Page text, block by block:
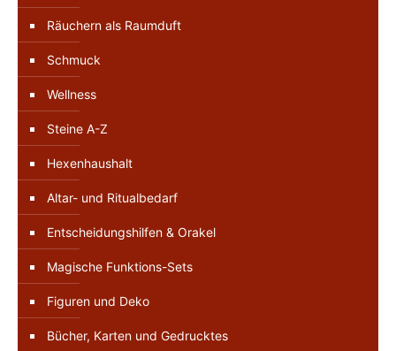
Räuchern als Raumduft
Schmuck
Wellness
Steine A-Z
Hexenhaushalt
Altar- und Ritualbedarf
Entscheidungshilfen & Orakel
Magische Funktions-Sets
Figuren und Deko
Bücher, Karten und Gedrucktes